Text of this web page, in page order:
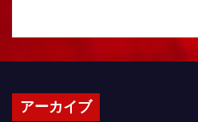
アーカイブ